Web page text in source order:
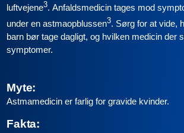
luftvejene3. Anfaldsmedicin tages mod
under en astmaopblussen3. Sørg for at vide,
barn bør tage dagligt, og hvilken medicin der
symptomer.
Myte:
Astmamedicin er farlig for gravide kvinder.
Fakta: